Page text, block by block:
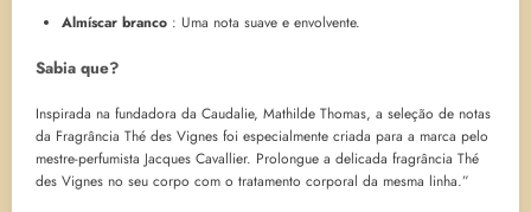
Almíscar branco : Uma nota suave e envolvente.
Sabia que?
Inspirada na fundadora da Caudalie, Mathilde Thomas, a seleção de notas
da Fragrância Thé des Vignes foi especialmente criada para a marca pelo
mestre-perfumista Jacques Cavallier. Prolongue a delicada fragrância Thé
des Vignes no seu corpo com o tratamento corporal da mesma linha.”